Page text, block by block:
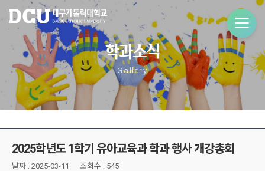
학과소식
Gallery
2025학년도 1학기 유아교육과 학과 행사 개강총회
날짜 : 2025-03-11 조회수 : 545